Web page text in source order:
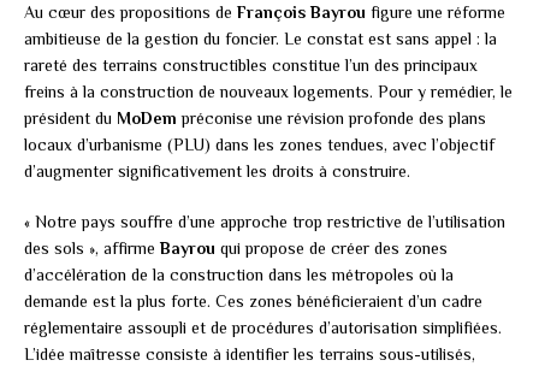
Au cœur des propositions de François Bayrou figure une réforme
ambitieuse de la gestion du foncier. Le constat est sans appel : la
rareté des terrains constructibles constitue l’un des principaux
freins à la construction de nouveaux logements. Pour y remédier, le
président du MoDem préconise une révision profonde des plans
locaux d’urbanisme (PLU) dans les zones tendues, avec l’objectif
d’augmenter significativement les droits à construire.
« Notre pays souffre d’une approche trop restrictive de l’utilisation
des sols », affirmeBayrou qui propose de créer des zones
d’accélération de la construction dans les métropoles où la
demande est la plus forte. Ces zones bénéficieraient d’un cadre
réglementaire assoupli et de procédures d’autorisation simplifiées.
L’idée maîtresse consiste à identifier les terrains sous-utilisés,